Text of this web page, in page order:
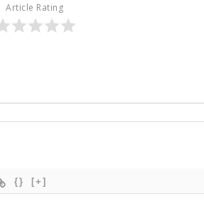
Article Rating
{} [+]